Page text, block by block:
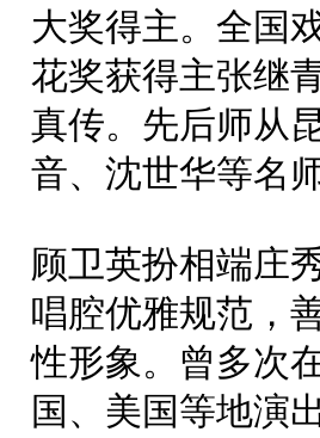
大奖得主。全国
花奖获得主张继
真传。先后师从
音、沈世华等名
顾卫英扮相端庄
唱腔优雅规范，
性形象。曾多次
国、美国等地演